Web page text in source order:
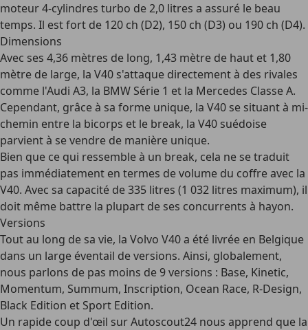
moteur 4-cylindres turbo de 2,0 litres a assuré le beau
temps. Il est fort de 120 ch (D2), 150 ch (D3) ou 190 ch (D4).
Dimensions
Avec ses 4,36 mètres de long, 1,43 mètre de haut et 1,80
mètre de large, la V40 s'attaque directement à des rivales
comme l'Audi A3, la BMW Série 1 et la Mercedes Classe A.
Cependant, grâce à sa forme unique, la V40 se situant à mi-
chemin entre la bicorps et le break, la V40 suédoise
parvient à se vendre de manière unique.
Bien que ce qui ressemble à un break, cela ne se traduit
pas immédiatement en termes devolume du coffreavec la
V40. Avec sa capacité de 335 litres (1 032 litres maximum), il
doit même battre la plupart de ses concurrents à hayon.
Versions
Tout au long de sa vie, la Volvo V40 a été livrée en Belgique
dans un large éventail de versions. Ainsi, globalement,
nous parlons de pas moins de 9 versions : Base, Kinetic,
Momentum, Summum, Inscription, Ocean Race, R-Design,
Black Edition et Sport Edition.
Un rapide coup d'œil sur Autoscout24 nous apprend que la